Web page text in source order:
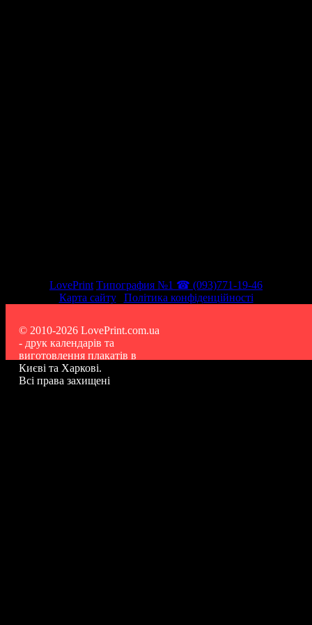
LovePrint Типография №1 ☎ (093)771-19-46
Карта сайту| Політика конфіденційності
© 2010-2026 LovePrint.com.ua
- друк календарів та
виготовлення плакатів в
Києві та Харкові.
Всі права захищені